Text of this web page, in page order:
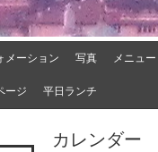
メーション 写真 メニュー
ージ 平日ランチ
カレンダー